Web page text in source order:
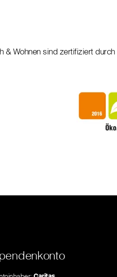
& Wohnen sind zertifiziert